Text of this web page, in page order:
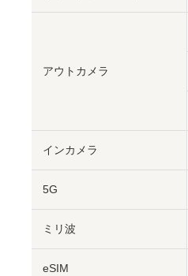
アウトカメラ
インカメラ
5G
ミリ波
eSIM